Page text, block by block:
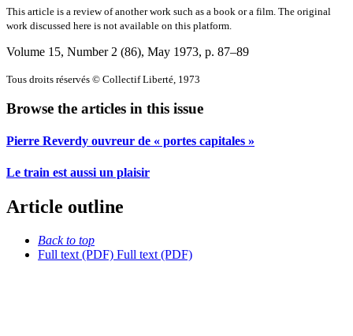
This article is a review of another work such as a book or a film. The original
work discussed here is not available on this platform.
Volume 15, Number 2 (86), May 1973, p. 87–89
Tous droits réservés © Collectif Liberté, 1973
Browse the articles in this issue
Pierre Reverdy ouvreur de « portes capitales »
Le train est aussi un plaisir
Article outline
Back to top
Full text (PDF) Full text (PDF)